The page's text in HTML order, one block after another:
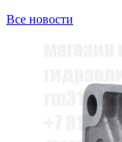
Все новости